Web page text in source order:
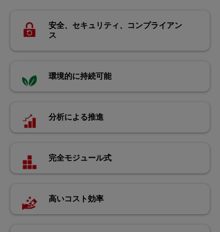
安全、セキュリティ、コンプライアン
ス
環境的に持続可能
分析による推進
完全モジュール式
高いコスト効率